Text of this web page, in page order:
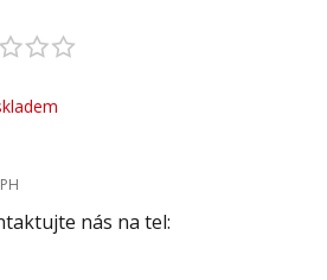
nás na tel: